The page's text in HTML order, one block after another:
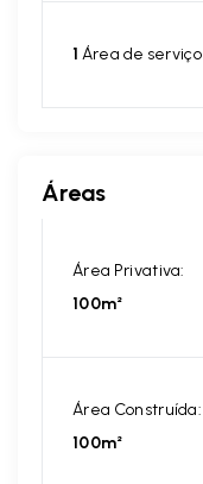
1 Área de serviço
Áreas
Área Privativa:
100m²
Área Construída:
100m²